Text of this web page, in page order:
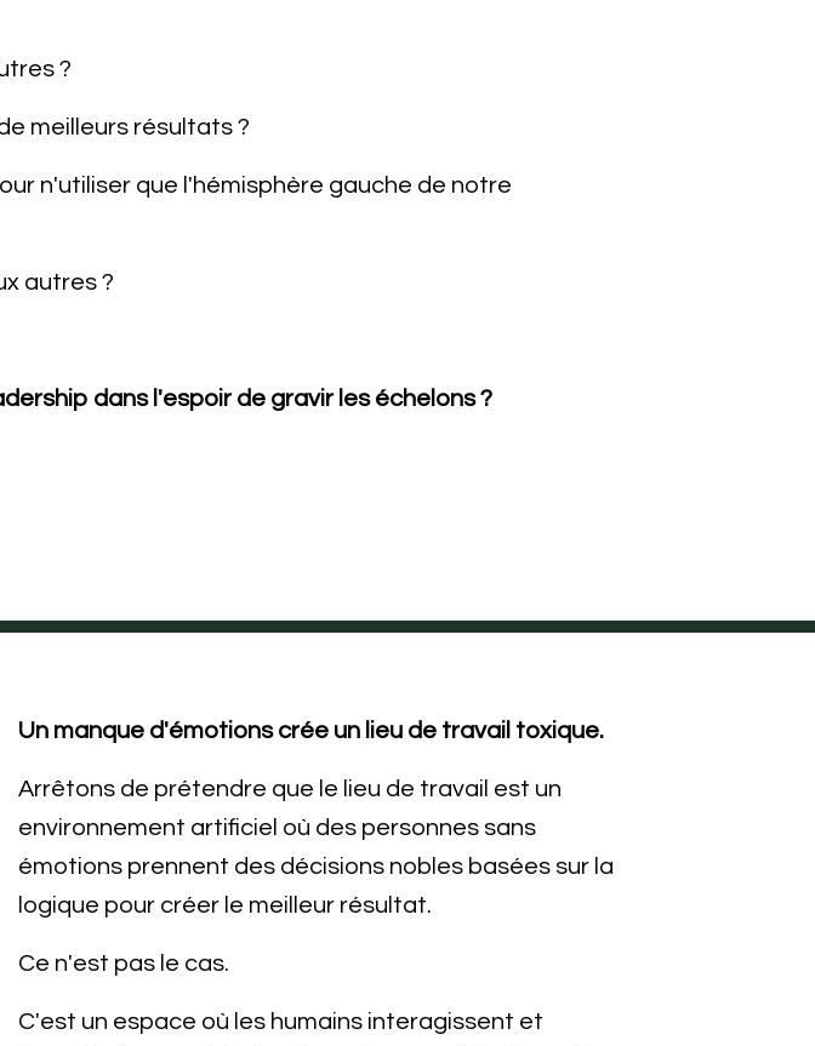
?
meilleurs résultats ?
n'utiliser que l'hémisphère gauche de notre
autres ?
dans l'espoir de gravir les échelons ?
Un manque d'émotions crée un lieu de travail toxique.
Arrêtons de prétendre que le lieu de travail est un
environnement artificiel où des personnes sans
émotions prennent des décisions nobles basées sur la
logique pour créer le meilleur résultat.
Ce n'est pas le cas.
C'est un espace où les humains interagissent et